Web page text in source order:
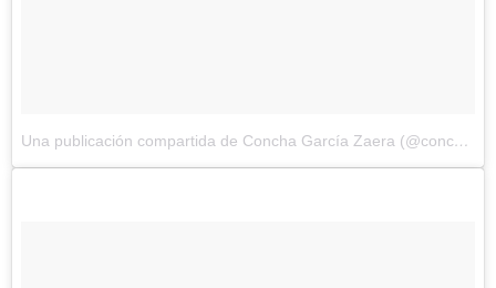
Una publicación compartida de Concha García Zaera (@conchagzaera)